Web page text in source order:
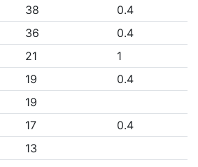
38
0.4
36
0.4
21
1
19
0.4
19
17
0.4
13